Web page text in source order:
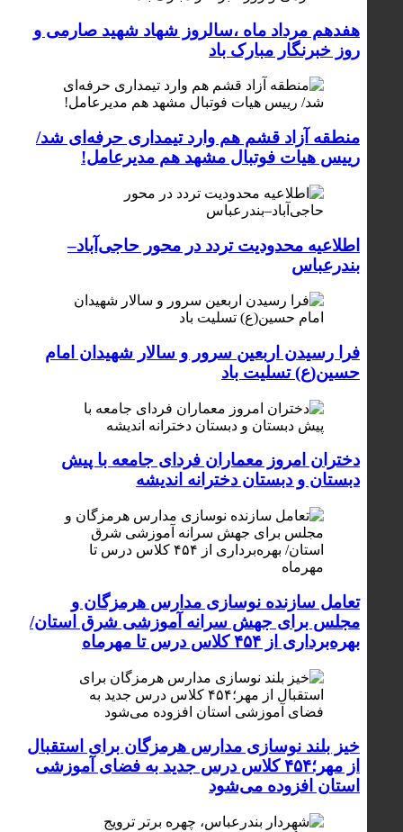
هفدهم مرداد ماه ،سالروز شهاد شهید صارمی و
روز خبرنگار مبارک باد
منطقه آزاد قشم هم وارد تیمداری حرفه‌ای شد/
رییس هیات فوتبال مشهد هم مدیرعامل!
اطلاعیه محدودیت تردد در محور حاجی‌آباد–
بندرعباس
فرا رسیدن اربعین سرور و سالار شهیدان امام
حسین(ع) تسلیت باد
دختران امروز معماران فردای جامعه با پیش
دبستان و دبستان دخترانه اندیشه
تعامل سازنده نوسازی مدارس هرمزگان و
مجلس برای جهش سرانه آموزشی شرق استان/
بهره‌برداری از ۴۵۴ کلاس درس تا مهرماه
خیز بلند نوسازی مدارس هرمزگان برای استقبال
از مهر؛۴۵۴ کلاس درس جدید به فضای آموزشی
استان افزوده می‌شود